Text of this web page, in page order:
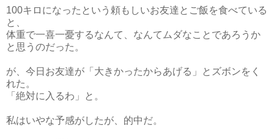
100キロになったという頼もしいお友達とご飯を食べている
と、
体重で一喜一憂するなんて、なんてムダなことであろうか
と思うのだった。
が、今日お友達が「大きかったからあげる」とズボンをく
れた。
「絶対に入るわ」と。
私はいやな予感がしたが、的中だ。